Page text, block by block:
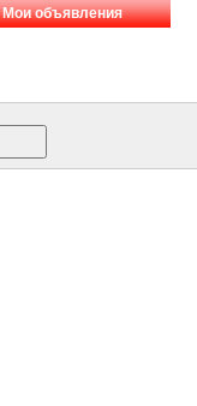
Мои объявления